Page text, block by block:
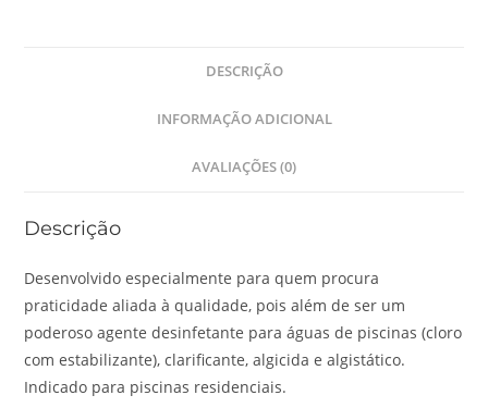
DESCRIÇÃO
INFORMAÇÃO ADICIONAL
AVALIAÇÕES (0)
Descrição
Desenvolvido especialmente para quem procura
praticidade aliada à qualidade, pois além de ser um
poderoso agente desinfetante para águas de piscinas (cloro
com estabilizante), clarificante, algicida e algistático.
Indicado para piscinas residenciais.